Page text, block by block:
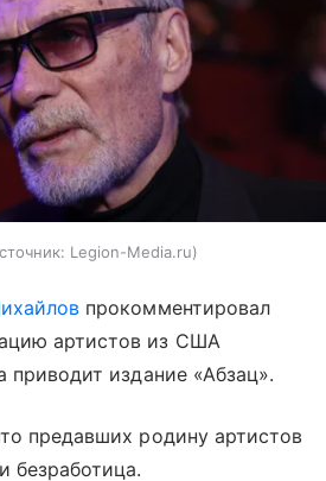
Legion-Media.ru
прокомментировал
артистов из США
приводит издание «Абзац».
предавших родину артистов
безработица.